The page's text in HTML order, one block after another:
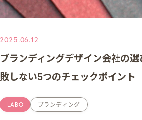
PACKAGING パッケージデザイン
SPACE/INTERIOR 空間デザイン
MISSIONミッション
2025.06.12
ブランディングデザイン会社の
敗しない5つのチェックポイント
LABO ブランディング